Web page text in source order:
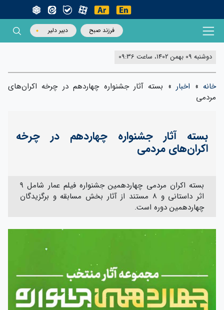
فرزند صبح دبیر دلیر
دوشنبه 09 بهمن 1402، ساعت 09:36
خانه» اخبار » بسته آثار جشنواره چهاردهم در چرخه اکران‌های
مردمی
بسته آثار جشنواره چهاردهم در چرخه
اکران‌های مردمی
بسته اکران مردمی چهاردهمین جشنواره فیلم عمار شامل ۹
اثر داستانی و ۸ مستند از آثار بخش مسابقه و برگزیدگان
چهاردهمین دوره است.